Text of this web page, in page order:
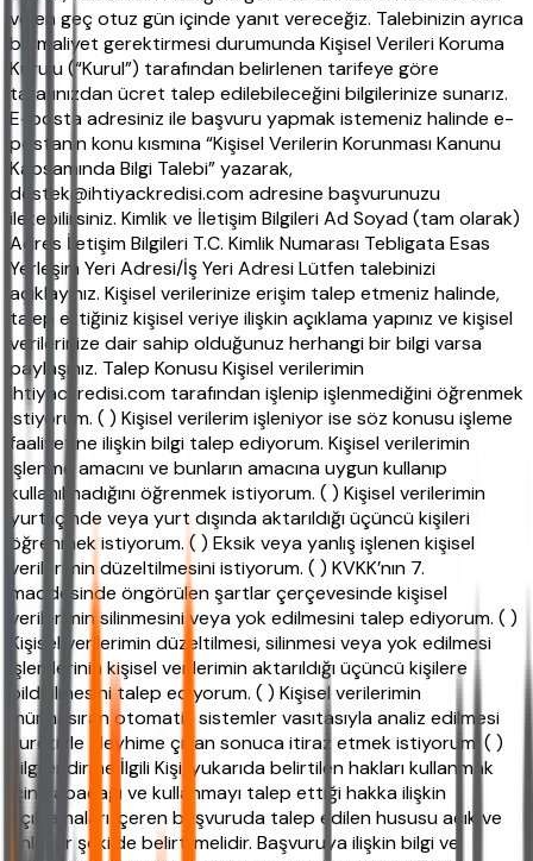
ve en geç otuz gün içinde yanıt vereceğiz. Talebinizin ayrıca
bir maliyet gerektirmesi durumunda Kişisel Verileri Koruma
Kurulu (“Kurul”) tarafından belirlenen tarifeye göre
tarafınızdan ücret talep edilebileceğini bilgilerinize sunarız.
E-posta adresiniz ile başvuru yapmak istemeniz halinde e-
postanın konu kısmına “Kişisel Verilerin Korunması Kanunu
Kapsamında Bilgi Talebi” yazarak,
destek@ihtiyackredisi.com adresine başvurunuzu
iletebilirsiniz. Kimlik ve İletişim Bilgileri Ad Soyad (tam olarak)
Adres İletişim Bilgileri T.C. Kimlik Numarası Tebligata Esas
Yerleşim Yeri Adresi/İş Yeri Adresi Lütfen talebinizi
açıklayınız. Kişisel verilerinize erişim talep etmeniz halinde,
talep ettiğiniz kişisel veriye ilişkin açıklama yapınız ve kişisel
verilerinize dair sahip olduğunuz herhangi bir bilgi varsa
paylaşınız. Talep Konusu Kişisel verilerimin
ihtiyackredisi.com tarafından işlenip işlenmediğini öğrenmek
istiyorum. ( ) Kişisel verilerim işleniyor ise söz konusu işleme
faaliyetine ilişkin bilgi talep ediyorum. Kişisel verilerimin
işlenme amacını ve bunların amacına uygun kullanıp
kullanılmadığını öğrenmek istiyorum. ( ) Kişisel verilerimin
yurt içinde veya yurt dışında aktarıldığı üçüncü kişileri
öğrenmek istiyorum. ( ) Eksik veya yanlış işlenen kişisel
verilerimin düzeltilmesini istiyorum. ( ) KVKK’nın 7.
maddesinde öngörülen şartlar çerçevesinde kişisel
verilerimin silinmesini veya yok edilmesini talep ediyorum. ( )
Kişisel verilerimin düzeltilmesi, silinmesi veya yok edilmesi
işlemlerinin kişisel verilerimin aktarıldığı üçüncü kişilere
bildirilmesini talep ediyorum. ( ) Kişisel verilerimin
münhasıran otomatik sistemler vasıtasıyla analiz edilmesi
suretiyle aleyhime çıkan sonuca itiraz etmek istiyorum. ( )
Bilgilendirme İlgili Kişi, yukarıda belirtilen hakları kullanmak
için yapacağı ve kullanmayı talep ettiği hakka ilişkin
açıklamaları içeren başvuruda talep edilen hususu açık ve
anlaşılır şekilde belirtilmelidir. Başvuruya ilişkin bilgi ve